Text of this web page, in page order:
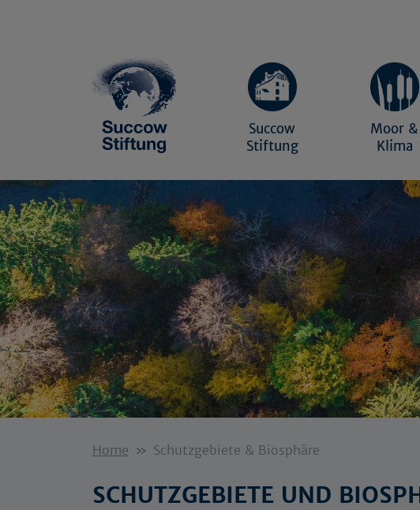
Succow
Stiftung
Moor &
Klima
Home Schutzgebiete & Biosphäre
SCHUTZGEBIETE UND